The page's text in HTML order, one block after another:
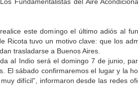
este domingo el último adiós al
Ricota tuvo un motivo clave: que los
trasladarse a Buenos Aires.
al Indio será el domingo 7 de junio,
El sábado confirmaremos el lugar y la
difícil”, informaron desde las redes